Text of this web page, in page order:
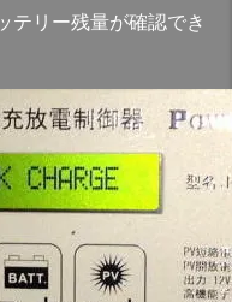
テリー残量が確認でき